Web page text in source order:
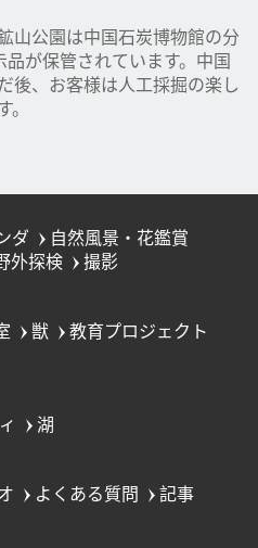
山公園は中国石炭博物館の分
が保管されています。中国
後、お客様は人工採掘の楽し
。
ダ
自然風景・花鑑賞
外探検 撮影
獣
教育プロジェクト
湖
よくある質問 記事